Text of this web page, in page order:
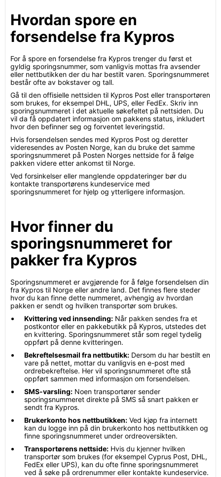
Hvordan spore en
forsendelse fra Kypros
For å spore en forsendelse fra Kypros trenger du først et
gyldig sporingsnummer, som vanligvis mottas fra avsender
eller nettbutikken der du har bestilt varen. Sporingsnummeret
består ofte av bokstaver og tall.
Gå til den offisielle nettsiden til Kypros Post eller transportøren
som brukes, for eksempel DHL, UPS, eller FedEx. Skriv inn
sporingsnummeret i det aktuelle søkefeltet på nettsiden. Du
vil da få oppdatert informasjon om pakkens status, inkludert
hvor den befinner seg og forventet leveringstid.
Hvis forsendelsen sendes med Kypros Post og deretter
videresendes av Posten Norge, kan du bruke det samme
sporingsnummeret på Posten Norges nettside for å følge
pakken videre etter ankomst til Norge.
Ved forsinkelser eller manglende oppdateringer bør du
kontakte transportørens kundeservice med
sporingsnummeret for hjelp og ytterligere informasjon.
Hvor finner du
sporingsnummeret for
pakker fra Kypros
Sporingsnummeret er avgjørende for å følge forsendelsen din
fra Kypros til Norge eller andre land. Det finnes flere steder
hvor du kan finne dette nummeret, avhengig av hvordan
pakken er sendt og hvilken transportør som brukes.
Kvittering ved innsending: Når pakken sendes fra et
postkontor eller en pakkebutikk på Kypros, utstedes det
en kvittering. Sporingsnummeret står som regel tydelig
oppført på denne kvitteringen.
Bekreftelsesmail fra nettbutikk: Dersom du har bestilt en
vare på nettet, mottar du vanligvis en e-post med
ordrebekreftelse. Her vil sporingsnummeret ofte stå
oppført sammen med informasjon om forsendelsen.
SMS-varsling: Noen transportører sender
sporingsnummeret direkte på SMS så snart pakken er
sendt fra Kypros.
Brukerkonto hos nettbutikken: Ved kjøp fra internett
kan du logge inn på din brukerkonto hos nettbutikken og
finne sporingsnummeret under ordreoversikten.
Transportørens nettside: Hvis du kjenner hvilken
transportør som brukes (for eksempel Cyprus Post, DHL,
FedEx eller UPS), kan du ofte finne sporingsnummeret
ved å søke på ordrenummer eller kontakte kundeservice.